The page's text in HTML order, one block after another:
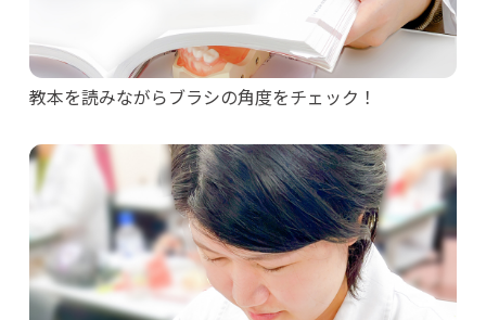
教本を読みながらブラシの角度をチェック！